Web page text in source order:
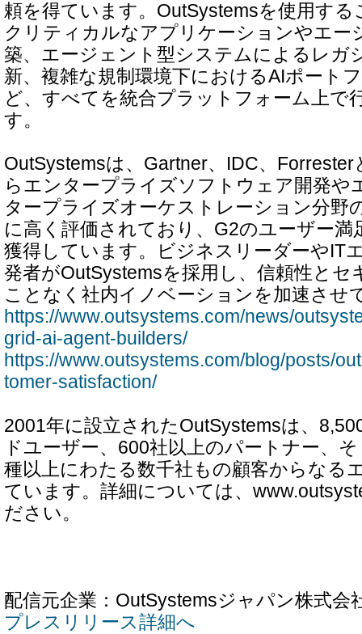
頼を得ています。OutSystemsを使用す
クリティカルなアプリケーションやエー
築、エージェント型システムによるレガ
新、複雑な規制環境下におけるAIポート
ど、すべてを統合プラットフォーム上で
す。
OutSystemsは、Gartner、IDC、
らエンタープライズソフトウェア開発や
タープライズオーケストレーション分野
に高く評価されており、G2のユーザー満
獲得しています。ビジネスリーダーやIT
発者がOutSystemsを採用し、信頼性とセ
ことなく社内イノベーションを加速させ
https://www.outsystems.com/news/
grid-ai-agent-builders/
https://www.outsystems.com/blog/posts/
tomer-satisfaction/
2001年に設立されたOutSystemsは、
ドユーザー、600社以上のパートナー、
種以上にわたる数千社もの顧客からなる
ています。詳細については、
ださい。
配信元企業：OutSystemsジャパン株式会
プレスリリース詳細へ